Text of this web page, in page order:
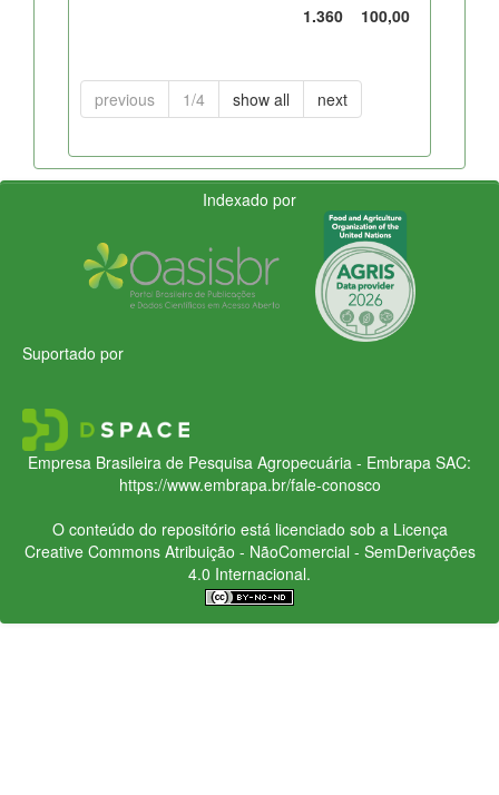
1.360
100,00
previous 1/4 show all next
Indexado por
Suportado por
Empresa Brasileira de Pesquisa Agropecuária - Embrapa SAC:
https://www.embrapa.br/fale-conosco
O conteúdo do repositório está licenciado sob a Licença
Creative CommonsAtribuição - NãoComercial - SemDerivações
4.0 Internacional.